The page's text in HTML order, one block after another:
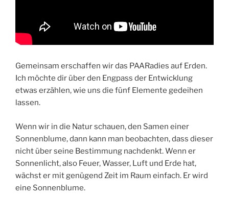
Gemeinsam erschaffen wir das PAARadies auf Erden.
Ich möchte dir über den Engpass der Entwicklung
etwas erzählen, wie uns die fünf Elemente gedeihen
lassen.
Wenn wir in die Natur schauen, den Samen einer
Sonnenblume, dann kann man beobachten, dass dieser
nicht über seine Bestimmung nachdenkt. Wenn er
Sonnenlicht, also Feuer, Wasser, Luft und Erde hat,
wächst er mit genügend Zeit im Raum einfach. Er wird
eine Sonnenblume.